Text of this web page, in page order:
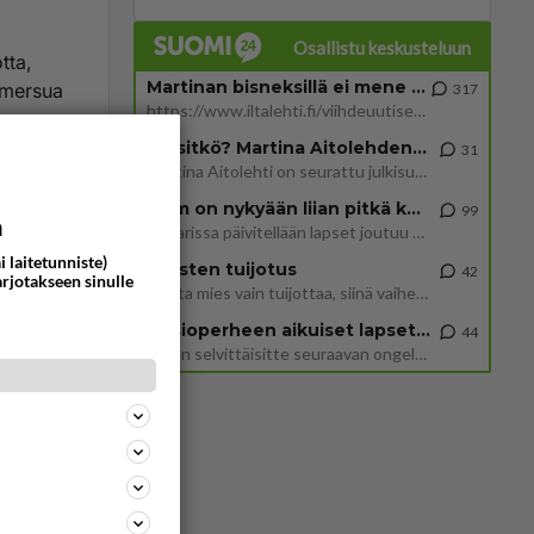
Osallistu keskusteluun
Martinan bisneksillä ei mene hyvin
https://www.iltalehti.fi/viihdeuutiset/a/c46da6ab-340f-4790-aaa7-0865eed2336 Yrityksen konkurssihakemus on tullut kärä
317
Tiesitkö? Martina Aitolehden isäpuoli on tämä suosittu laulaja
Martina Aitolehti on seurattu julkisuuden henkilö. Lähipiiriin mahtuu muitakin tunnettuja henkilöitä. Tiesitkö, että Ma
31
2 km on nykyään liian pitkä koulumatka
Hesarissa päivitellään lapset joutuu nyt kulkemaan 2 km kouluun jösses. Ruostefillarilla tuo matka menee vaikka miten äk
99
Miesten tuijotus
Mutta mies vain tuijottaa, siinä vaiheessa käännän itse pään pois. Mikä juttu? Yleensä jos joku tuijottaa tai katsoo, hä
42
Uusioperheen aikuiset lapset tyhjentää jääkaapin käydessään
Miten selvittäisitte seuraavan ongelman, meillä on uusioperhe, minulla teini-ikäiset lapset ja puolisolla aikuiset, jotk
44
laitetunniste)
sinulle